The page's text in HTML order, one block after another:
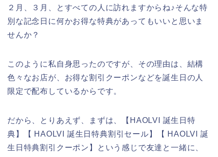
２月、３月、とすべての人に訪れますからね♪そんな特
別な記念日に何かお得な特典があってもいいと思いま
せんか？
このように私自身思ったのですが、その理由は、結構
色々なお店が、お得な割引クーポンなどを誕生日の人
限定で配布しているからです。
だから、とりあえず、まずは、【HAOLVI 誕生日特
典】【 HAOLVI 誕生日特典割引セール】【 HAOLVI 誕
生日特典割引クーポン】という感じで友達と一緒に、